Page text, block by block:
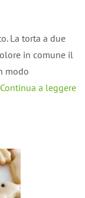
La torta a due
in comune il
modo
Continua a leggere